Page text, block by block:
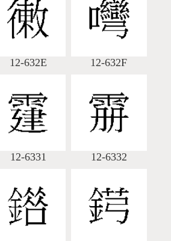
12-632E 12-632F
12-6331 12-6332